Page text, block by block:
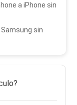
a iPhone sin
sin